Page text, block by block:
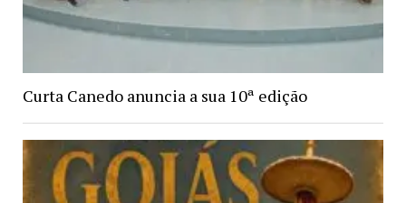
Curta Canedo anuncia a sua 10ª edição